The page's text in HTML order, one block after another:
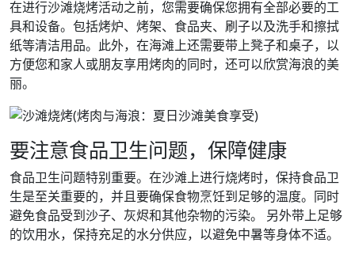
在进行沙滩烧烤活动之前，您需要确保您拥有全部必要的工
具和设备。包括烤炉、烤架、食品夹、刷子以及洗手和擦拭
纸等清洁用品。此外，在海滩上还需要带上凳子和桌子，以
方便您和家人或朋友享用烤肉的同时，还可以欣赏海浪的美
丽。
要注意食品卫生问题，保障健康
食品卫生问题特别重要。在沙滩上进行烧烤时，保持食品卫
生是至关重要的，并且要确保食物烹饪到足够的温度。同时
避免食品受到沙子、灰烬和其他杂物的污染。 另外带上足够
的饮用水，保持充足的水分供应，以避免中暑等身体不适。